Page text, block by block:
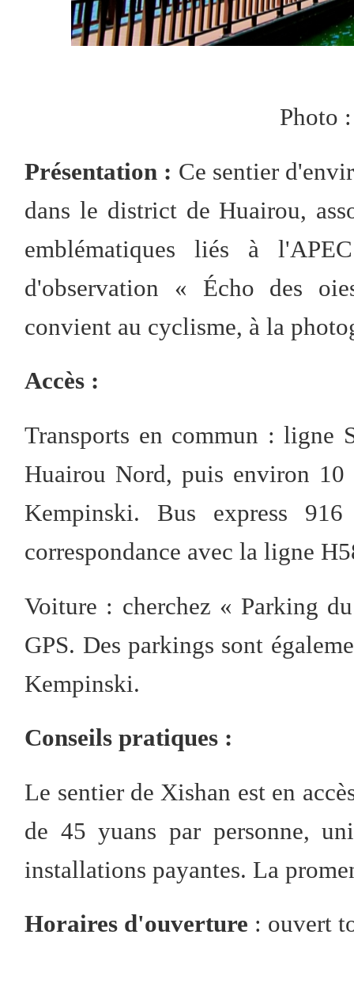
Photo
Présentation : Ce sentier
dans le district de Huairou,
emblématiques liés à
d'observation « Écho des
convient au cyclisme, à la
Accès :
Transports en commun : ligne
Huairou Nord, puis environ
Kempinski. Bus express
correspondance avec la ligne
Voiture : cherchez « Parking
GPS. Des parkings sont
Kempinski.
Conseils pratiques :
Le sentier de Xishan est en
de 45 yuans par personne,
installations payantes. La
Horaires d'ouverture : ouvert